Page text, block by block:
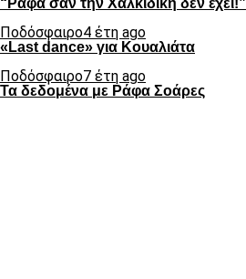
“Ράφα σαν την Χαλκιδική δεν έχει!”
Ποδόσφαιρο4 έτη ago
«Last dance» για Κουαλιάτα
Ποδόσφαιρο7 έτη ago
Τα δεδομένα με Ράφα Σοάρες